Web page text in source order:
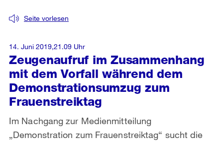
Zeugenaufruf im Zusammenhang
mit dem Vorfall während dem
Demonstrationsumzug zum
Frauenstreiktag
Seite vorlesen
Im Nachgang zur Medienmitteilung
„Demonstration zum Frauenstreiktag“ sucht die
14. Juni 2019,21.09 Uhr